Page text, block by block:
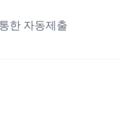
한 자동제출